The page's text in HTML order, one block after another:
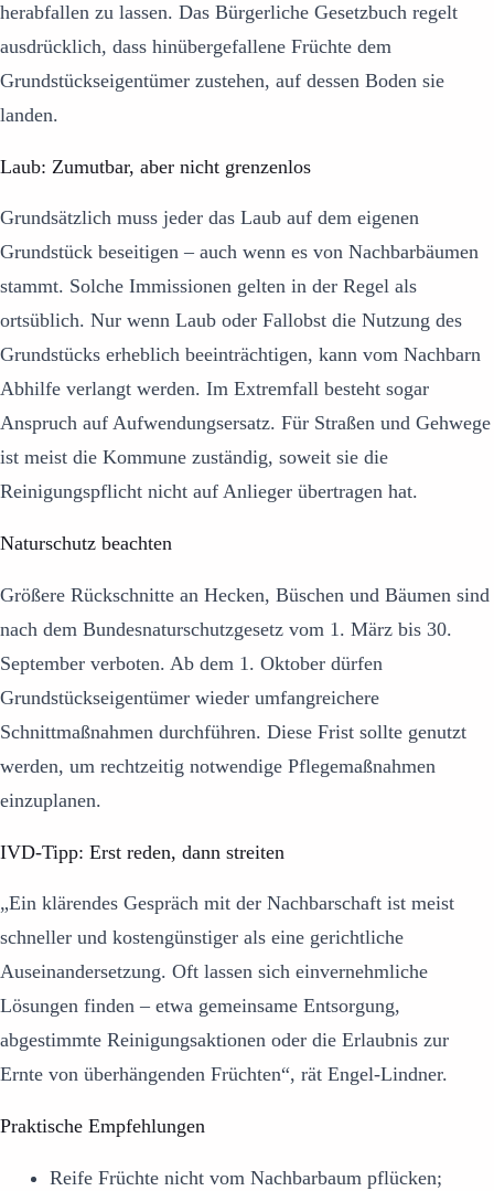
herabfallen zu lassen. Das Bürgerliche Gesetzbuch regelt
ausdrücklich, dass hinübergefallene Früchte dem
Grundstückseigentümer zustehen, auf dessen Boden sie
landen.
Laub: Zumutbar, aber nicht grenzenlos
Grundsätzlich muss jeder das Laub auf dem eigenen
Grundstück beseitigen – auch wenn es von Nachbarbäumen
stammt. Solche Immissionen gelten in der Regel als
ortsüblich. Nur wenn Laub oder Fallobst die Nutzung des
Grundstücks erheblich beeinträchtigen, kann vom Nachbarn
Abhilfe verlangt werden. Im Extremfall besteht sogar
Anspruch auf Aufwendungsersatz. Für Straßen und Gehwege
ist meist die Kommune zuständig, soweit sie die
Reinigungspflicht nicht auf Anlieger übertragen hat.
Naturschutz beachten
Größere Rückschnitte an Hecken, Büschen und Bäumen sind
nach dem Bundesnaturschutzgesetz vom 1. März bis 30.
September verboten. Ab dem 1. Oktober dürfen
Grundstückseigentümer wieder umfangreichere
Schnittmaßnahmen durchführen. Diese Frist sollte genutzt
werden, um rechtzeitig notwendige Pflegemaßnahmen
einzuplanen.
IVD-Tipp: Erst reden, dann streiten
„Ein klärendes Gespräch mit der Nachbarschaft ist meist
schneller und kostengünstiger als eine gerichtliche
Auseinandersetzung. Oft lassen sich einvernehmliche
Lösungen finden – etwa gemeinsame Entsorgung,
abgestimmte Reinigungsaktionen oder die Erlaubnis zur
Ernte von überhängenden Früchten“, rät Engel-Lindner.
Praktische Empfehlungen
Reife Früchte nicht vom Nachbarbaum pflücken;